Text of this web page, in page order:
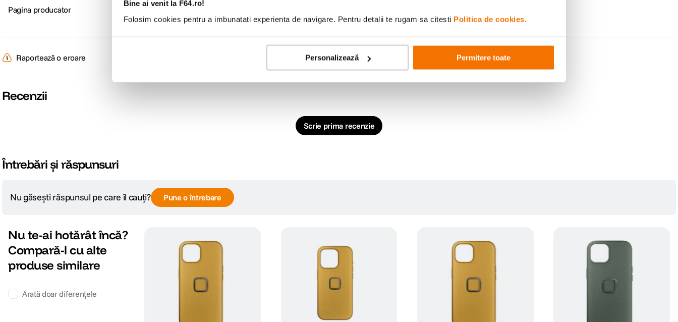
Bine ai venit la F64.ro!
Folosim cookies pentru a imbunatati experienta de navigare. Pentru detalii te rugam sa citesti Politica de cookies.
Personalizează Permitere toate
Pagina producator
Raportează o eroare
Recenzii
Scrie prima recenzie
Întrebări și răspunsuri
Nu găsești răspunsul pe care îl cauți? Pune o întrebare
Nu te-ai hotărât încă?
Compară-l cu alte
produse similare
Arată doar diferențele